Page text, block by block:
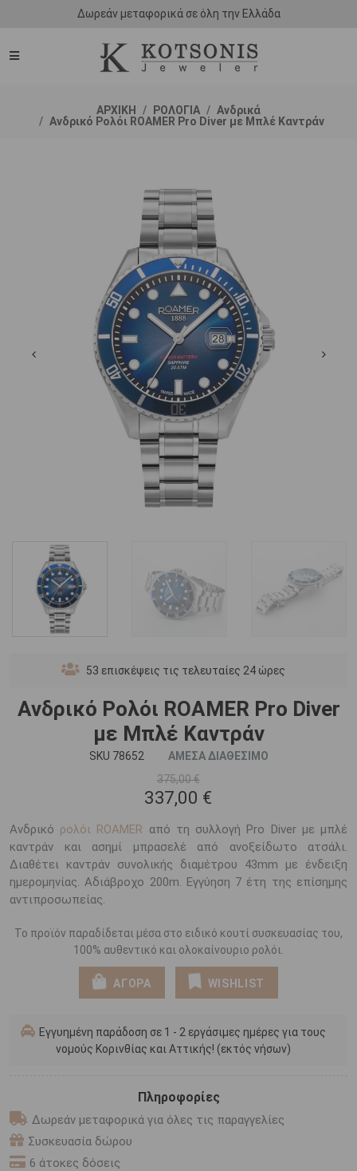
Δωρεάν μεταφορικά σε όλη την Ελλάδα
ΑΡΧΙΚΗ ΡΟΛΟΓΙΑ
Ανδρικά
Ανδρικό Ρολόι ROAMER Pro Diver με Μπλέ Καντράν
53 επισκέψεις τις τελευταίες 24 ώρες
Ανδρικό Ρολόι ROAMER Pro Diver
με Μπλέ Καντράν
SKU 78652
ΑΜΕΣΑ ΔΙΑΘΕΣΙΜΟ
375,00 €
337,00 €
Ανδρικό ρολόι ROAMER από τη συλλογή Pro Diver με μπλέ
καντράν και ασημί μπρασελέ από ανοξείδωτο ατσάλι.
Διαθέτει καντράν συνολικής διαμέτρου 43mm με ένδειξη
ημερομηνίας. Αδιάβροχο 200m. Εγγύηση 7 έτη της επίσημης
αντιπροσωπείας.
Το προϊόν παραδίδεται μέσα στο ειδικό κουτί συσκευασίας του,
100% αυθεντικό και ολοκαίνουριο ρολόι.
ΑΓΟΡΑ WISHLIST
Εγγυημένη παράδοση σε 1 - 2 εργάσιμες ημέρες για τους
νομούς Κορινθίας και Αττικής! (εκτός νήσων)
Πληροφορίες
Δωρεάν μεταφορικά για όλες τις παραγγελίες
Συσκευασία δώρου
6 άτοκες δόσεις